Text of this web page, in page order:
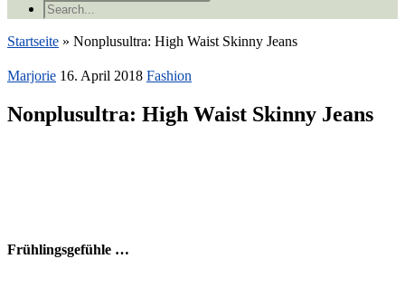
Startseite » Nonplusultra: High Waist Skinny Jeans
Marjorie 16. April 2018 Fashion
Nonplusultra: High Waist Skinny Jeans
Frühlingsgefühle …